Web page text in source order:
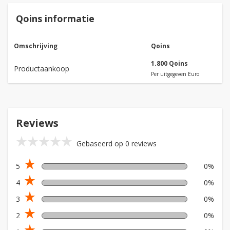
Qoins informatie
Omschrijving Qoins
Productaankoop
1.800 Qoins
Per uitgegeven Euro
Reviews
star_ratestar_ratestar_ratestar_ratestar_rate Gebaseerd op 0 reviews
5 star_rate
0%
4 star_rate
0%
3 star_rate
0%
2 star_rate
0%